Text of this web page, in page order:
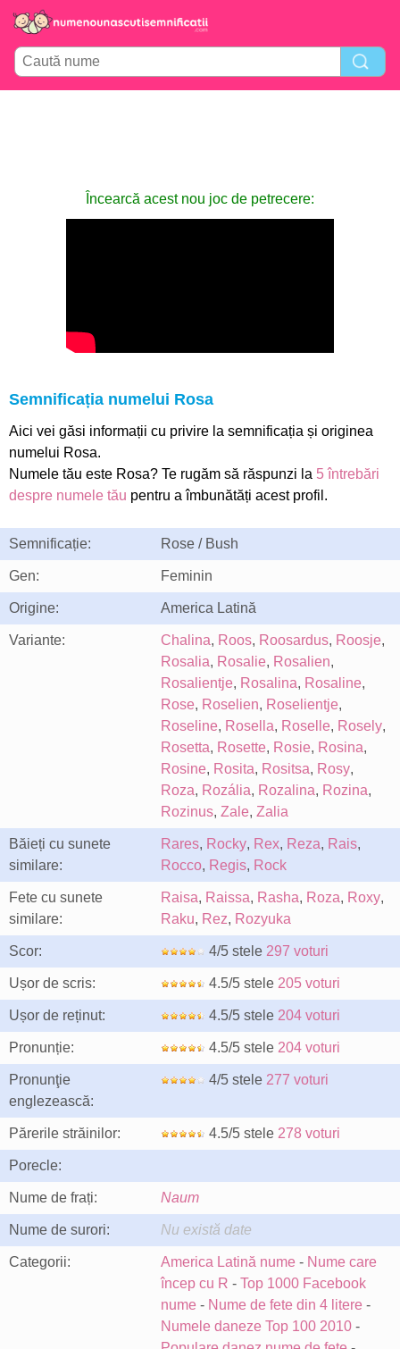
Încearcă acest nou joc de petrecere:
Semnificația numelui Rosa
Aici vei găsi informații cu privire la semnificația și originea
numelui Rosa.
Numele tău este Rosa? Te rugăm să răspunzi la 5 întrebări
despre numele tău pentru a îmbunătăți acest profil.
Semnificație: Rose / Bush
Gen: Feminin
Origine: America Latină
Variante: Chalina, Roos, Roosardus, Roosje,
Rosalia, Rosalie, Rosalien,
Rosalientje, Rosalina, Rosaline,
Rose, Roselien, Roselientje,
Roseline, Rosella, Roselle, Rosely,
Rosetta, Rosette, Rosie, Rosina,
Rosine, Rosita, Rositsa, Rosy,
Roza, Rozália, Rozalina, Rozina,
Rozinus, Zale, Zalia
Băieți cu sunete
similare:
Rares, Rocky, Rex, Reza, Rais,
Rocco, Regis, Rock
Fete cu sunete
similare:
Raisa, Raissa, Rasha, Roza, Roxy,
Raku, Rez, Rozyuka
Scor: 4/5 stele 297 voturi
Ușor de scris: 4.5/5 stele 205 voturi
Ușor de reținut: 4.5/5 stele 204 voturi
Pronunție: 4.5/5 stele 204 voturi
Pronunţie
englezească:
4/5 stele 277 voturi
Părerile străinilor: 4.5/5 stele 278 voturi
Porecle:
Nume de frați: Naum
Nume de surori: Nu există date
Categorii: America Latină nume - Nume care
încep cu R - Top 1000 Facebook
nume - Nume de fete din 4 litere -
Numele daneze Top 100 2010 -